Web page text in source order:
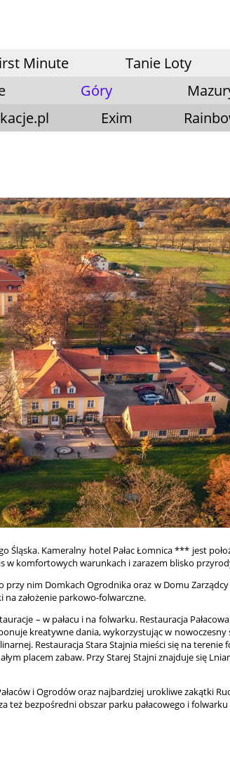
Minute Tanie Loty
Góry
Exim
Śląska. Kameralny hotel Pałac Łomnica *** jest
komfortowych warunkach i zarazem blisko
nim Domkach Ogrodnika oraz w Domu
założenie parkowo-folwarczne.
– w pałacu i na folwarku. Restauracja
kreatywne dania, wykorzystując w
Restauracja Stara Stajnia mieści się na
placem zabaw. Przy Starej Stajni znajduje się
i Ogrodów oraz najbardziej urokliwe zakątki
bezpośredni obszar parku pałacowego i